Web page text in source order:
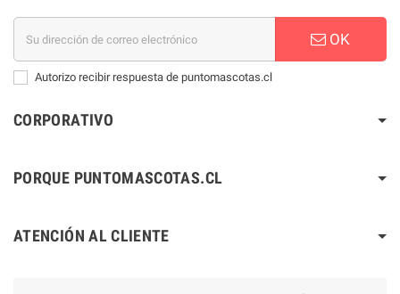
OK
Autorizo recibir respuesta de puntomascotas.cl
CORPORATIVO
PORQUE PUNTOMASCOTAS.CL
ATENCIÓN AL CLIENTE